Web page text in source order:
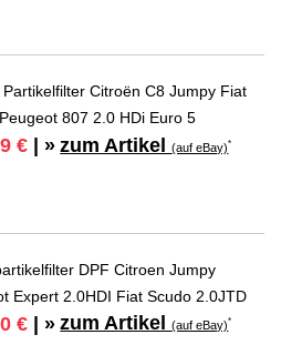
Partikelfilter Citroën C8 Jumpy Fiat
807 2.0 HDi Euro 5
€ | » zum Artikel(auf eBay)*
DPF Citroen Jumpy
Expert 2.0HDI Fiat Scudo 2.0JTD
€ | » zum Artikel(auf eBay)*